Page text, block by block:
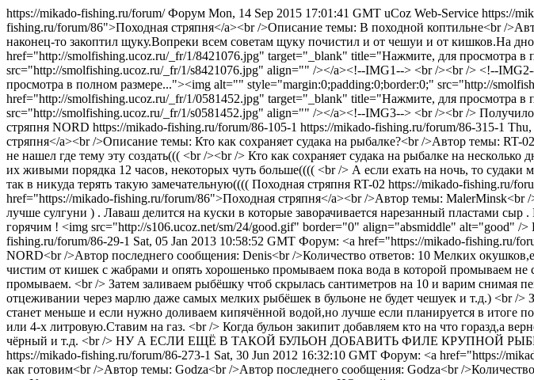
https://mikado-fishing.ru/forum/Форум Mon, 14 Sep 2015 17:01:41 GMT uCoz Web-Service https://
fishing.ru/forum/86">Походная стряпня</a><br />Описание темы: В походной коптильне<br /
наконец-то закоптил щуку.Вопреки всем советам щуку почистил и от чешуи и от кишков.На
href="http://smolfishing.ucoz.ru/_fr/1/8421076.jpg" target="_blank" title="Нажмите, для просмотра
src="http://smolfishing.ucoz.ru/_fr/1/s8421076.jpg" align="" /></a><!--IMG1--> <br /><br /> <!--
просмотра в полном размере..."><img alt="" style="margin:0;padding:0;border:0;" src="http://
href="http://smolfishing.ucoz.ru/_fr/1/0581452.jpg" target="_blank" title="Нажмите, для просмотра
src="http://smolfishing.ucoz.ru/_fr/1/s0581452.jpg" align="" /></a><!--IMG3--> <br /><br />
стряпня NORD https://mikado-fishing.ru/forum/86-105-1 https://mikado-fishing.ru/forum/86-315-1 Thu,
стряпня</a><br />Описание темы: Кто как сохраняет судака на рыбалке?<br />Автор темы:
не нашел где тему эту создать((( <br /><br /> Кто как сохраняет судака на рыбалке на
их живыми порядка 12 часов, некоторых чуть больше(((( <br /> А если ехать на ночь, то судаки
так в никуда терять такую замечательную(((( Походная стряпня RT-02 https://mikado-fishing.ru/
href="https://mikado-fishing.ru/forum/86">Походная стряпня</a><br />Автор темы: MalerMinsk<br
лучше сулгуни ) . Лаваш делится на куски в которые заворачивается нарезанный пластами
горячим ! <img src="http://s106.ucoz.net/sm/24/good.gif" border="0" align="absmiddle" alt="good" />
fishing.ru/forum/86-29-1 Sat, 05 Jan 2013 10:58:52 GMT Форум: <a href="https://mikado-fishing.ru/
NORD<br />Автор последнего сообщения: Denis<br />Количество ответов: 10 Мелких
чистим от кишек с жабрами и опять хорошенько промываем пока вода в которой промываем не
промываем. <br /> Затем заливаем рыбёшку чтоб скрылась сантиметров на 10 и варим снимая
отцеживании через марлю даже самых мелких рыбёшек в бульоне не будет чешуек и т.д.) <br />
станет меньше и если нужно доливаем кипячённой водой,но лучше если планируется в итоге
или 4-х литровую.Ставим на газ. <br /> Когда бульон закипит добавляем кто на что горазд,а
чёрный и т.д. <br /> НУ А ЕСЛИ ЕЩЁ В ТАКОЙ БУЛЬОН ДОБАВИТЬ ФИЛЕ КРУПНОЙ
https://mikado-fishing.ru/forum/86-273-1 Sat, 30 Jun 2012 16:32:10 GMT Форум: <a href="https://
как готовим<br />Автор темы: Godza<br />Автор последнего сообщения: Godza<br /